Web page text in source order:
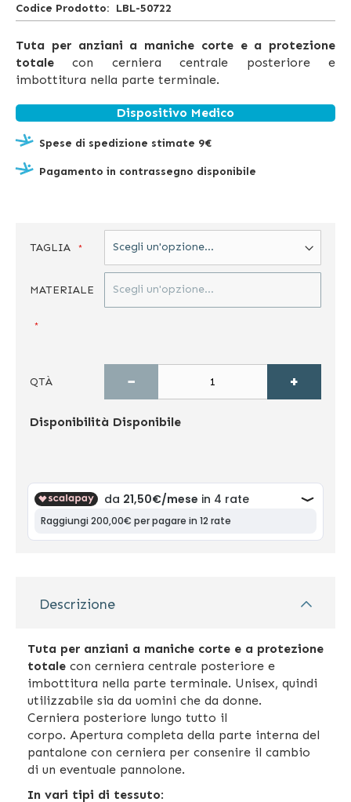
Codice Prodotto LBL-50722
Tuta per anziani a maniche corte e a protezione
totale con cerniera centrale posteriore e
imbottitura nella parte terminale.
Dispositivo Medico
Spese di spedizione stimate 9€
Pagamento in contrassegno disponibile
TAGLIA
MATERIALE
QTÀ − +
Disponibilità Disponibile
Descrizione
Tuta per anziani a maniche corte e a protezione
totale con cerniera centrale posteriore e
imbottitura nella parte terminale. Unisex, quindi
utilizzabile sia da uomini che da donne.
Cerniera posteriore lungo tutto il
corpo. Apertura completa della parte interna del
pantalone con cerniera per consenire il cambio
di un eventuale pannolone.
In vari tipi di tessuto: